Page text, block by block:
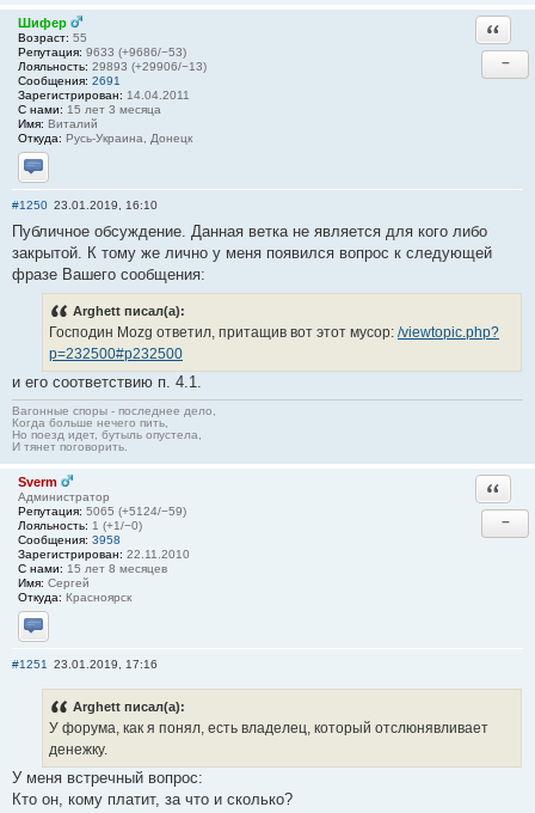
Шифер
Возраст: 55
Репутация: 9633 (+9686/−53)
Лояльность: 29893 (+29906/−13)
Сообщения: 2691
Зарегистрирован: 14.04.2011
С нами: 15 лет 3 месяца
Имя: Виталий
Откуда: Русь-Украина, Донецк
Отправить личное сообщение
−
#1250 23.01.2019, 16:10
Публичное обсуждение. Данная ветка не является для кого либо
закрытой. К тому же лично у меня появился вопрос к следующей
фразе Вашего сообщения:
Arghett писал(а):
Господин Mozg ответил, притащив вот этот мусор: /viewtopic.php?
p=232500#p232500
и его соответствию п. 4.1.
Вагонные споры - последнее дело,
Когда больше нечего пить,
Но поезд идет, бутыль опустела,
И тянет поговорить.
Sverm
Администратор
Репутация: 5065 (+5124/−59)
Лояльность: 1 (+1/−0)
Сообщения: 3958
Зарегистрирован: 22.11.2010
С нами: 15 лет 8 месяцев
Имя: Сергей
Откуда: Красноярск
Отправить личное сообщение
−
#1251 23.01.2019, 17:16
Arghett писал(а):
У форума, как я понял, есть владелец, который отслюнявливает
денежку.
У меня встречный вопрос:
Кто он, кому платит, за что и сколько?